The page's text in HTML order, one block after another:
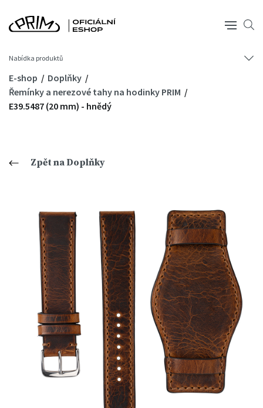
Nabídka produktů
E-shop
Doplňky
Řemínky a nerezové tahy na hodinky PRIM
E39.5487 (20 mm) - hnědý
Zpět na Doplňky